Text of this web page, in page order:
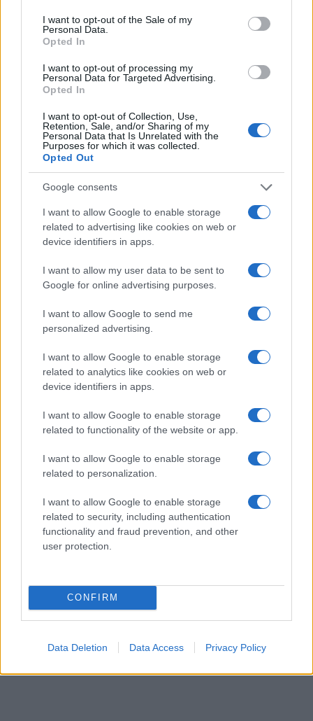
consent section.
I want to opt-out of the Sale of my
Personal Data.
Opted In
I want to opt-out of processing my
Personal Data for Targeted Advertising.
Opted In
I want to opt-out of Collection, Use,
Retention, Sale, and/or Sharing of my
Personal Data that Is Unrelated with the
Purposes for which it was collected.
Opted Out
Google consents
I want to allow Google to enable storage
related to advertising like cookies on web or
device identifiers in apps.
I want to allow my user data to be sent to
Google for online advertising purposes.
I want to allow Google to send me
personalized advertising.
I want to allow Google to enable storage
related to analytics like cookies on web or
device identifiers in apps.
I want to allow Google to enable storage
related to functionality of the website or app.
I want to allow Google to enable storage
related to personalization.
I want to allow Google to enable storage
related to security, including authentication
functionality and fraud prevention, and other
user protection.
CONFIRM
Data Deletion Data Access Privacy Policy
spesso porta a un miglior rapporto
prezzo/prestazioni. Per l’abbigliamento, i
resisono
restituibile aumenta il rischio. Nei servizi in
abbonamento, calcolare il costo totale su dodici
mesi evidenzia se il primo mese gratuito è solo una
leva psicologica. In ogni scenario, il confronto con
la media storica e la verifica delle condizioni fa
emergere il valore reale oltre la patina della
promozione.
Trasformare lo shopping in un processo
consapevole significa leggere i numeri, non gli
slogan: con price history, alert ben calibrati, uso
accorto di codici e attenzione alle clausole, l’offerta
AUTORE
Davide Ferraro
Davide Ferraro, giornalista esperto di consumi
e commercio elettronico, analizza offerte e
dinamiche dello shopping online aiutando i
lettori a riconoscere lo sconto reale dal
marketing; collabora da anni con guide all
acquisto.